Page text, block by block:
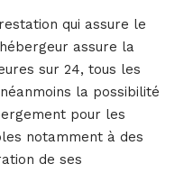
qui assure le
assure la
sur 24, tous les
la possibilité
pour les
notamment à des
de ses